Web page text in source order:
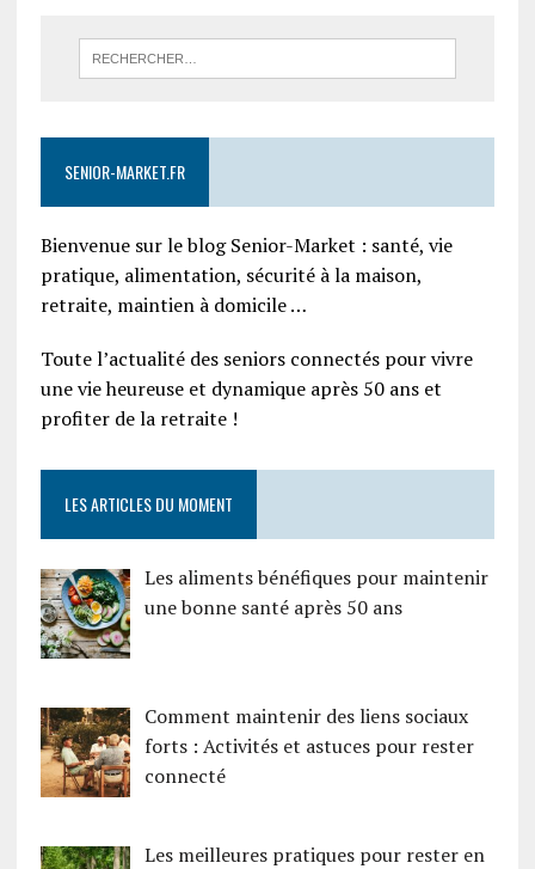
SENIOR-MARKET.FR
Bienvenue sur le blog Senior-Market : santé, vie
pratique, alimentation, sécurité à la maison,
retraite, maintien à domicile …
Toute l’actualité des seniors connectés pour vivre
une vie heureuse et dynamique après 50 ans et
profiter de la retraite !
LES ARTICLES DU MOMENT
Les aliments bénéfiques pour maintenir
une bonne santé après 50 ans
Comment maintenir des liens sociaux
forts : Activités et astuces pour rester
connecté
Les meilleures pratiques pour rester en